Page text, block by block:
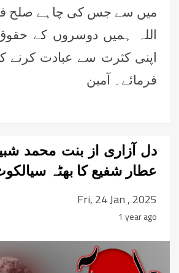
میں سے جس کی چاہے صلح
اللہ ہمیں دوسروں کے حقوق
اپنی کثرت سے عبادت کرنے
فرمائے۔ آمین
دل آزاری از بنت محمد
عطار شفیع کا بھٹہ
Fri, 24 Jan , 2025
1 year ago